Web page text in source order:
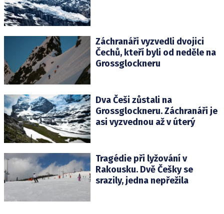
Záchranáři vyzvedli dvojici
Čechů, kteří byli od neděle na
Grossglockneru
Dva Češi zůstali na
Grossglockneru. Záchranáři je
asi vyzvednou až v úterý
Tragédie při lyžování v
Rakousku. Dvě Češky se
srazily, jedna nepřežila